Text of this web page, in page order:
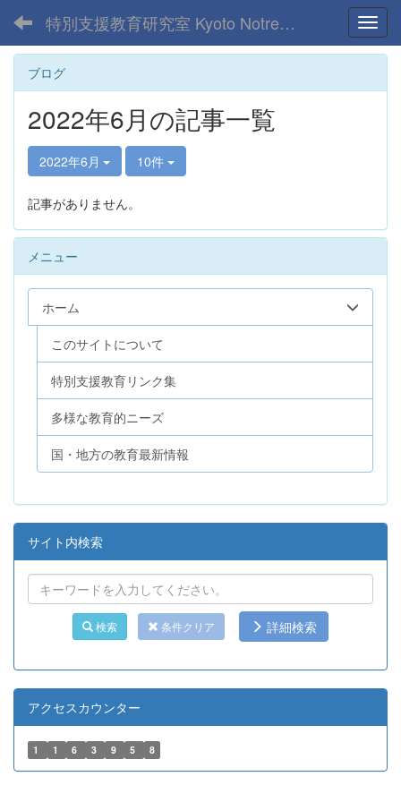
特別支援教育研究室 Kyoto Notre Dame Univ.
ブログ
2022年6月の記事一覧
2022年6月 10件
記事がありません。
メニュー
ホーム
このサイトについて
特別支援教育リンク集
多様な教育的ニーズ
国・地方の教育最新情報
サイト内検索
検索 条件クリア 詳細検索
アクセスカウンター
1 1 6 3 9 5 8